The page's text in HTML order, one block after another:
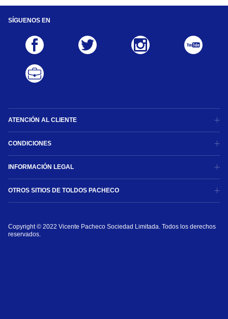
SÍGUENOS EN
ATENCIÓN AL CLIENTE
CONDICIONES
INFORMACIÓN LEGAL
OTROS SITIOS DE TOLDOS PACHECO
Copyright © 2022 Vicente Pacheco Sociedad Limitada. Todos los derechos
reservados.